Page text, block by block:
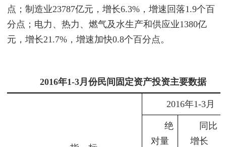
点；制造业23787亿元，增长6.3%，增速回落1.9个百
分点；电力、热力、燃气及水生产和供应业1380亿
元，增长21.7%，增速加快0.8个百分点。
2016年1-3月份民间固定资产投资主要数据
2016年1-3月
绝
对量
同比
增长